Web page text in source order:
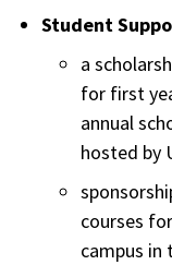
Student
a
for first
annual
hosted by
courses
campus in